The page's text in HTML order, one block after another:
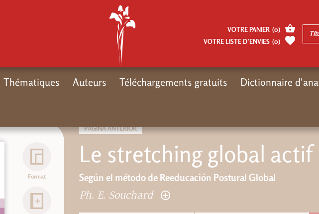
PÁGINA ANTERIOR
Le stretching global actif
Según el método de Reeducación Postural Global
Ph. E. Souchard
Format
VOTRE PANIER (0)
VOTRE LISTE D’ENVIES (0)
Thématiques Auteurs Téléchargements gratuits Dictionnaire